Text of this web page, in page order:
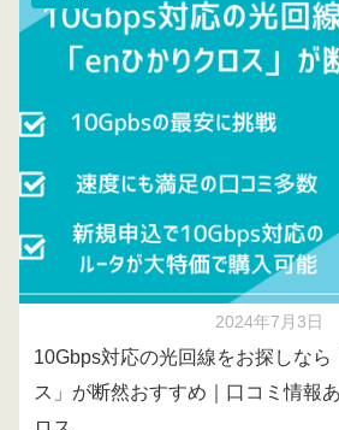
2024年7月3日
10Gbps対応の光回線をお探しなら
ス」が断然おすすめ｜口コミ情報